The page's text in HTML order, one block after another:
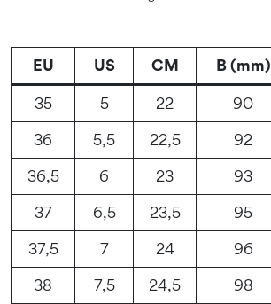
EU US CM B (mm)
35 5 22 90
36
5,5 22,5 92
36,5
6 23 93
37
6,5 23,5 95
37,5
7 24 96
38
7,5 24,5 98